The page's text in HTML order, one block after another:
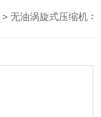
>无油涡旋式压缩机 > SLPJ-110B 11kw医药行业无油涡旋式压缩机11KW